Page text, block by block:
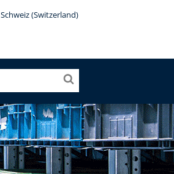
Schweiz (Switzerland)